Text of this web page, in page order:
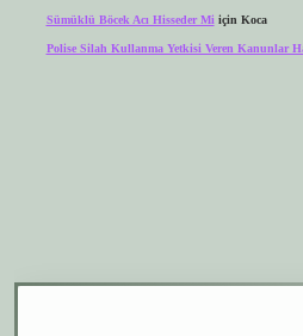
Sümüklü Böcek Acı Hisseder Mi için Koca
Polise Silah Kullanma Yetkisi Veren Kanunlar